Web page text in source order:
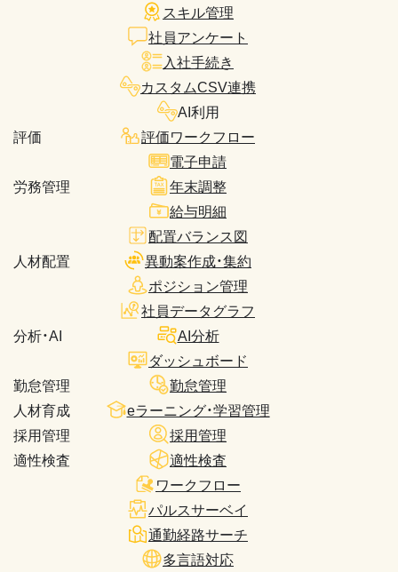
スキル管理
社員アンケート
入社手続き
カスタムCSV連携
AI利用
評価
評価ワークフロー
労務管理
電子申請
年末調整
給与明細
人材配置
配置バランス図
異動案作成・集約
ポジション管理
分析・AI
社員データグラフ
AI分析
ダッシュボード
勤怠管理
勤怠管理
人材育成
eラーニング・学習管理
採用管理
採用管理
適性検査
適性検査
ワークフロー
パルスサーベイ
通勤経路サーチ
多言語対応